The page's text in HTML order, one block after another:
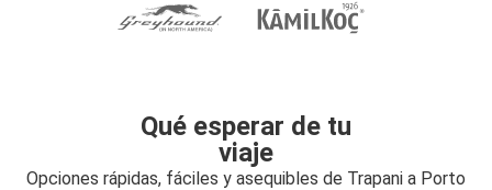
Qué esperar de tu
viaje
Opciones rápidas, fáciles y asequibles de Trapani a Porto